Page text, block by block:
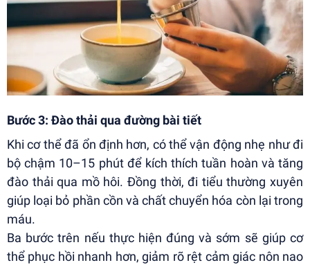
Bước 3: Đào thải qua đường bài tiết
Khi cơ thể đã ổn định hơn, có thể vận động nhẹ như đi
bộ chậm 10–15 phút để kích thích tuần hoàn và tăng
đào thải qua mồ hôi. Đồng thời, đi tiểu thường xuyên
giúp loại bỏ phần cồn và chất chuyển hóa còn lại trong
máu.
Ba bước trên nếu thực hiện đúng và sớm sẽ giúp cơ
thể phục hồi nhanh hơn, giảm rõ rệt cảm giác nôn nao